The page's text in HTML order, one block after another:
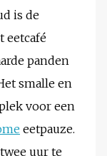
is de
eetcafé
panden
smalle en
voor een
eetpauze.
uur te